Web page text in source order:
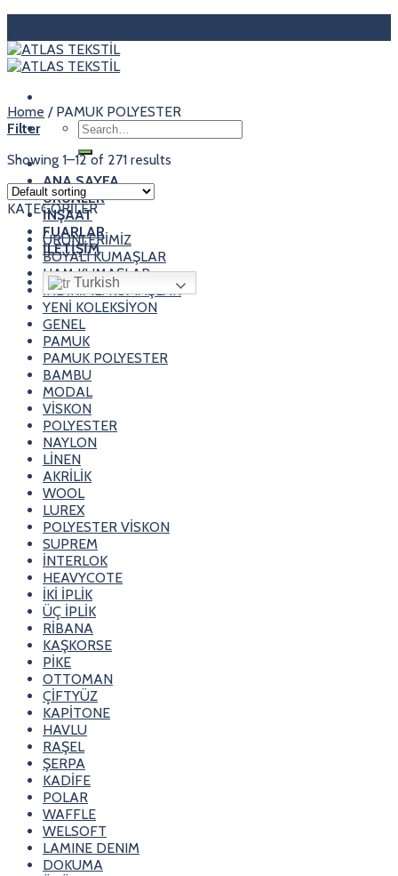
to
content
Search
for:
ANA SAYFA
ÜRÜNLER
İNŞAAT
FUARLAR
İLETİŞİM
Turkish
Home /PAMUK POLYESTER
Filter
Showing 1–12 of 271 results
KATEGORİLER
ÜRÜNLERİMİZ
BOYALI KUMAŞLAR
HAM KUMAŞLAR
İNDİRİMLİ KUMAŞLAR
YENİ KOLEKSİYON
GENEL
PAMUK
PAMUK POLYESTER
BAMBU
MODAL
VİSKON
POLYESTER
NAYLON
LİNEN
AKRİLİK
WOOL
LUREX
POLYESTER VİSKON
SUPREM
İNTERLOK
HEAVYCOTE
İKİ İPLİK
ÜÇ İPLİK
RİBANA
KAŞKORSE
PİKE
OTTOMAN
ÇİFTYÜZ
KAPİTONE
HAVLU
RAŞEL
ŞERPA
KADİFE
POLAR
WAFFLE
WELSOFT
LAMINE DENIM
DOKUMA